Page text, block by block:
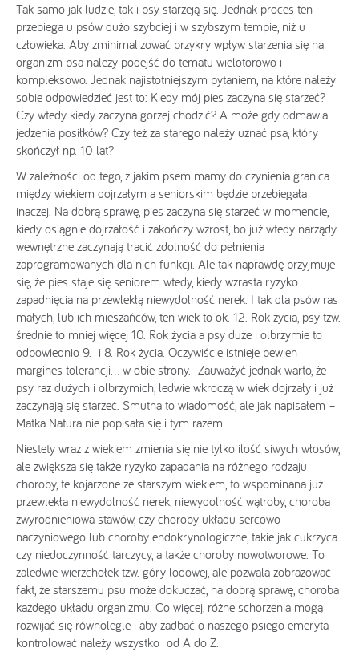
Tak samo jak ludzie, tak i psy starzeją się. Jednak proces ten
przebiega u psów dużo szybciej i w szybszym tempie, niż u
człowieka. Aby zminimalizować przykry wpływ starzenia się na
organizm psa należy podejść do tematu wielotorowo i
kompleksowo. Jednak najistotniejszym pytaniem, na które należy
sobie odpowiedzieć jest to: Kiedy mój pies zaczyna się starzeć?
Czy wtedy kiedy zaczyna gorzej chodzić? A może gdy odmawia
jedzenia posiłków? Czy też za starego należy uznać psa, który
skończył np. 10 lat?
W zależności od tego, z jakim psem mamy do czynienia granica
między wiekiem dojrzałym a seniorskim będzie przebiegała
inaczej. Na dobrą sprawę, pies zaczyna się starzeć w momencie,
kiedy osiągnie dojrzałość i zakończy wzrost, bo już wtedy narządy
wewnętrzne zaczynają tracić zdolność do pełnienia
zaprogramowanych dla nich funkcji. Ale tak naprawdę przyjmuje
się, że pies staje się seniorem wtedy, kiedy wzrasta ryzyko
zapadnięcia na przewlekłą niewydolność nerek. I tak dla psów ras
małych, lub ich mieszańców, ten wiek to ok. 12. Rok życia, psy tzw.
średnie to mniej więcej 10. Rok życia a psy duże i olbrzymie to
odpowiednio 9. i 8. Rok życia. Oczywiście istnieje pewien
margines tolerancji… w obie strony. Zauważyć jednak warto, że
psy raz dużych i olbrzymich, ledwie wkroczą w wiek dojrzały i już
zaczynają się starzeć. Smutna to wiadomość, ale jak napisałem –
Matka Natura nie popisała się i tym razem.
Niestety wraz z wiekiem zmienia się nie tylko ilość siwych włosów,
ale zwiększa się także ryzyko zapadania na różnego rodzaju
choroby, te kojarzone ze starszym wiekiem, to wspominana już
przewlekła niewydolność nerek, niewydolność wątroby, choroba
zwyrodnieniowa stawów, czy choroby układu sercowo-
naczyniowego lub choroby endokrynologiczne, takie jak cukrzyca
czy niedoczynność tarczycy, a także choroby nowotworowe. To
zaledwie wierzchołek tzw. góry lodowej, ale pozwala zobrazować
fakt, że starszemu psu może dokuczać, na dobrą sprawę, choroba
każdego układu organizmu. Co więcej, różne schorzenia mogą
rozwijać się równolegle i aby zadbać o naszego psiego emeryta
kontrolować należy wszystko od A do Z.